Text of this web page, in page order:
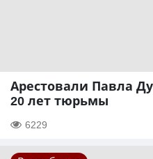
Арестовали Павла
20 лет тюрьмы
6229